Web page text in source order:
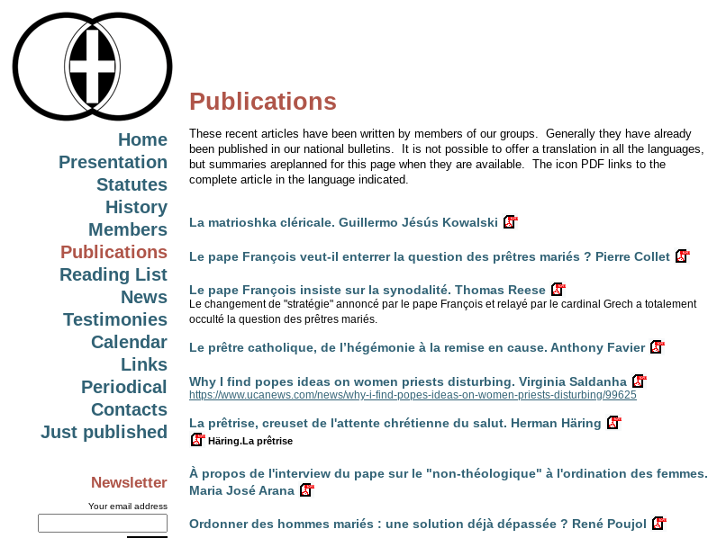
Home
Presentation
Statutes
History
Members
Publications
Reading List
News
Testimonies
Calendar
Links
Periodical
Contacts
Just published
Newsletter
Your email address
Publications
These recent articles have been written by members of our groups. Generally they have already
been published in our national bulletins.
It is not possible to offer a translation in all the languages,
but summaries areplanned for this page when they are available. The icon PDF links to the
complete article in the language indicated.
La matrioshka cléricale. Guillermo Jésús Kowalski
Le pape François veut-il enterrer la question des prêtres mariés ? Pierre Collet
Le pape François insiste sur la synodalité. Thomas Reese
Le changement de "stratégie" annoncé par le pape François et relayé par le cardinal Grech a totalement
occulté la question des prêtres mariés.
Le prêtre catholique, de l’hégémonie à la remise en cause. Anthony Favier
Why I find popes ideas on women priests disturbing. Virginia Saldanha
https://www.ucanews.com/news/why-i-find-popes-ideas-on-women-priests-disturbing/99625
La prêtrise, creuset de l'attente chrétienne du salut. Herman Häring
Häring.La prêtrise
À propos de l'interview du pape sur le "non-théologique" à l'ordination des femmes.
Maria José Arana
Ordonner des hommes mariés : une solution déjà dépassée ? René Poujol